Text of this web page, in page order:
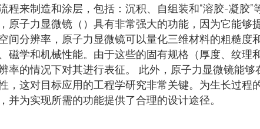
程来制造和涂层，包括：沉积、自组装和“溶胶-凝胶”
原子力显微镜（）具有非常强大的功能，因为它能够
间分辨率，原子力显微镜可以量化三维材料的粗糙度
磁学和机械性能。由于这些的固有规格（厚度、纹理
率的情况下对其进行表征。 此外，原子力显微镜能够
，这对目标应用的工程学研究非常关键。为生长过程
并为实现所需的功能提供了合理的设计途径。